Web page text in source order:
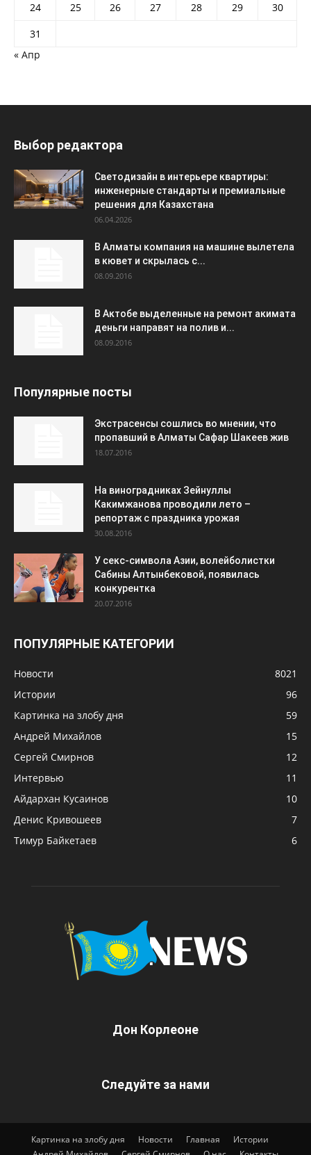
24
25 26 27 28 29
30
31
« Апр
Выбор редактора
Светодизайн в интерьере квартиры:
инженерные стандарты и премиальные
решения для Казахстана
06.04.2026
В Алматы компания на машине вылетела
в кювет и скрылась с...
08.09.2016
В Актобе выделенные на ремонт акимата
деньги направят на полив и...
08.09.2016
Популярные посты
Экстрасенсы сошлись во мнении, что
пропавший в Алматы Сафар Шакеев жив
18.07.2016
На виноградниках Зейнуллы
Какимжанова проводили лето –
репортаж с праздника урожая
30.08.2016
У секс-символа Азии, волейболистки
Сабины Алтынбековой, появилась
конкурентка
20.07.2016
ПОПУЛЯРНЫЕ КАТЕГОРИИ
Новости
8021
Истории
96
Картинка на злобу дня
59
Андрей Михайлов
15
Сергей Смирнов
12
Интервью
11
Айдархан Кусаинов
10
Денис Кривошеев
7
Тимур Байкетаев
6
Дон Корлеоне
Следуйте за нами
Картинка на злобу дня Новости Главная
Истории